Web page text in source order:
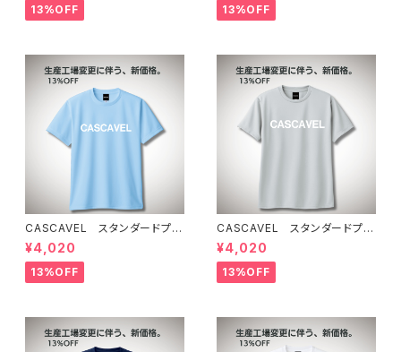
13%OFF 13%OFF
CASCAVEL スタンダードプラ
クティスシャツ ライトブルー
¥4,020
13%OFF
CASCAVEL スタンダードプラ
クティスシャツ シルバーグレー
¥4,020
13%OFF